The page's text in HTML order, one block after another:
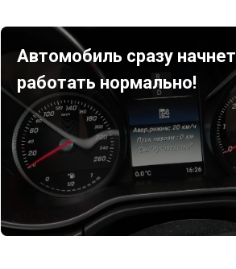
Автомобиль сразу начнет
работать нормально!